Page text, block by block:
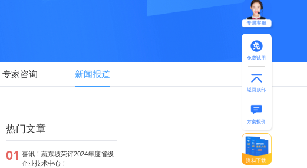
专家咨询 新闻报道
热门文章
01 喜讯！蔬东坡荣评2024年度省级
企业技术中心！
专属客服
免费试用
返回顶部
方案报价